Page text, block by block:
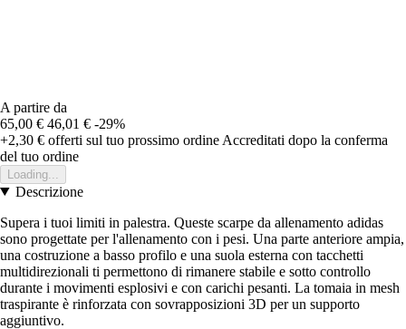
A partire da
65,00 € 46,01 € -29%
+2,30 € offerti sul tuo prossimo ordine Accreditati dopo la conferma
del tuo ordine
Loading...
Descrizione
Supera i tuoi limiti in palestra. Queste scarpe da allenamento adidas
sono progettate per l'allenamento con i pesi. Una parte anteriore ampia,
una costruzione a basso profilo e una suola esterna con tacchetti
multidirezionali ti permettono di rimanere stabile e sotto controllo
durante i movimenti esplosivi e con carichi pesanti. La tomaia in mesh
traspirante è rinforzata con sovrapposizioni 3D per un supporto
aggiuntivo.